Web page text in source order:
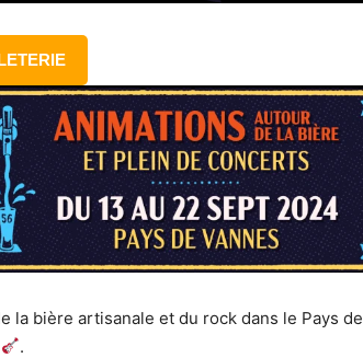
la bière artisanale et du rock dans le Pays de
.